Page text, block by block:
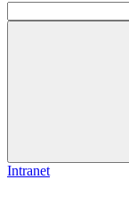
Intranet